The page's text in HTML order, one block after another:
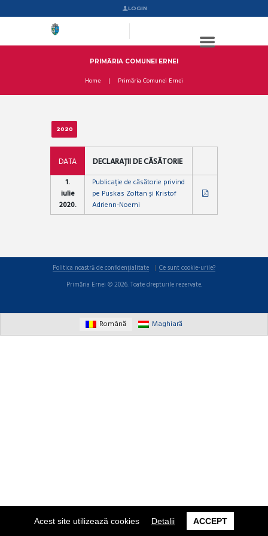
Acest site utilizează cookies Detalii ACCEPT
LOGIN
PRIMĂRIA COMUNEI ERNEI
Home Primăria Comunei Ernei
2020
DATA
DECLARAȚII DE CĂSĂTORIE
1.
iulie
2020.
Publicație de căsătorie privind
pe Puskas Zoltan și Kristof
Adrienn-Noemi
Politica noastră de confidențialitate
Ce sunt cookie-urile?
Primăria Ernei © 2026. Toate drepturile rezervate.
Română Maghiară